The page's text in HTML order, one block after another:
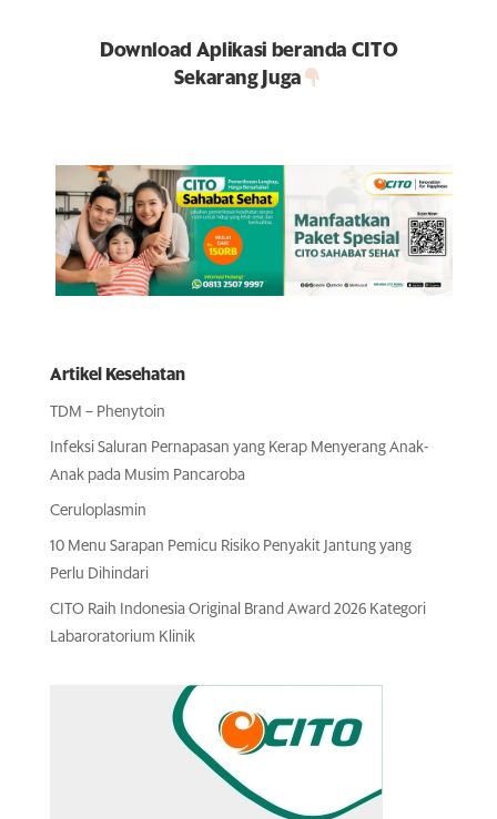
Download Aplikasi beranda CITO
Sekarang Juga
Artikel Kesehatan
TDM – Phenytoin
Infeksi Saluran Pernapasan yang Kerap Menyerang Anak-
Anak pada Musim Pancaroba
Ceruloplasmin
10 Menu Sarapan Pemicu Risiko Penyakit Jantung yang
Perlu Dihindari
CITO Raih Indonesia Original Brand Award 2026 Kategori
Labaroratorium Klinik